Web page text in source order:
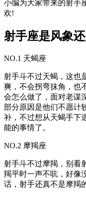
小编为大家带来的射手
欢!
射手座是风象还
NO.1 天蝎座
射手斗不过天蝎，这也
爽，不会拐弯抹角，也
会怎么做了，面对老谋
部分原因是他们不愿计
补，不过想从天蝎手下
能的事情了。
NO.2 摩羯座
射手斗不过摩羯，别看
羯平时一声不吭，好像
话，射手还真不是摩羯